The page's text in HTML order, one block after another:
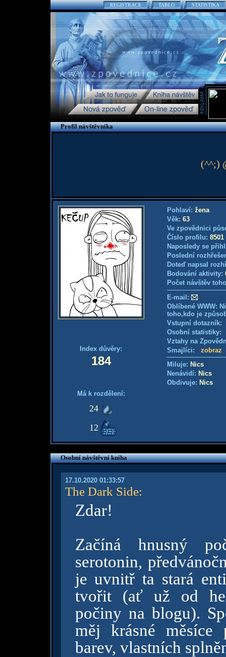
REGISTRACE TABLO STATISTIKA
Profil návštěvníka
(^^;)
Index důvěry:
184
Má k rozdělení:
24
12
Pohlaví: žena
Věk: 63
Ve zpovědnici
Číslo profilu: 8501
Naposledy se
Poslední
Doteď napsal
Bodování aktivity:
Počet návštěv
E-mail:
Oblíbené WWW:
toho,kdo je
Vstupní
Osobní
Vztahy na
Smajlíci: zobraz
Miluje: Nics
Nenávidí: Nics
Obdivuje: Nics
Osobní návštěvní kniha
17.10.2020 01:33:57
The Dark Side:
Zdar!
Začíná hnusný
serotonin,
je uvnitř ta stará
tvořit (ať už od
počiny na blogu).
měj krásné měsíce
barev, vlastních